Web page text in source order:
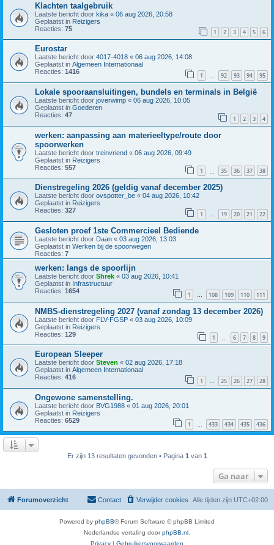
Klachten taalgebruik
Laatste bericht door kika « 06 aug 2026, 20:58
Geplaatst in Reizigers
Reacties: 75 1 2 3 4 5 6
Eurostar
Laatste bericht door 4017-4018 « 06 aug 2026, 14:08
Geplaatst in Algemeen Internationaal
Reacties: 1416 1 92 93 94 95
Lokale spooraansluitingen, bundels en terminals in België
Laatste bericht door joverwimp « 06 aug 2026, 10:05
Geplaatst in Goederen
Reacties: 47 1 2 3 4
werken: aanpassing aan materieeltype/route door
spoorwerken
Laatste bericht door treinvriend « 06 aug 2026, 09:49
Geplaatst in Reizigers
Reacties: 557 1 35 36 37 38
Dienstregeling 2026 (geldig vanaf december 2025)
Laatste bericht door ovspotter_be « 04 aug 2026, 10:42
Geplaatst in Reizigers
Reacties: 327 1 … 19 20 21 22
Gesloten proef 1ste Commercieel Bediende
Laatste bericht door Daan « 03 aug 2026, 13:03
Geplaatst in Werken bij de spoorwegen
Reacties: 7
werken: langs de spoorlijn
Laatste bericht door Shrek « 03 aug 2026, 10:41
Geplaatst in Infrastructuur
Reacties: 1654 1 … 108 109 110 111
NMBS-dienstregeling 2027 (vanaf zondag 13 december 2026)
Laatste bericht door FLV-FGSP « 03 aug 2026, 10:09
Geplaatst in Reizigers
Reacties: 129 1 6 7 8 9
European Sleeper
Laatste bericht door Steven « 02 aug 2026, 17:18
Geplaatst in Algemeen Internationaal
Reacties: 416 1 … 25 26 27 28
Ongewone samenstelling.
Laatste bericht door BVG1988 « 01 aug 2026, 20:01
Geplaatst in Reizigers
Reacties: 6529 1 … 433 434 435 436
Er zijn 13 resultaten gevonden • Pagina 1 van 1
Ga naar
Forumoverzicht Alle tijden zijn UTC+02:00
Verwijder cookies
Contact
Powered by phpBB® Forum Software © phpBB Limited
Nederlandse vertaling doorphpBB.nl
Privacy | Gebruikersvoorwaarden